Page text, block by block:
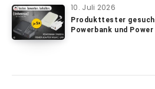
10. Juli 2026
Produkttester
Powerbank und